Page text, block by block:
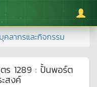
ลากรและกิจกรรม
ร 1289 : ปั้นพอร์ต
สงค์